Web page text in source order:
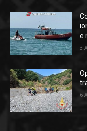
e
3
6